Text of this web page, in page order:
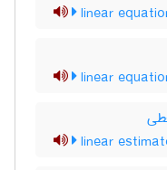
linear
linear
linear